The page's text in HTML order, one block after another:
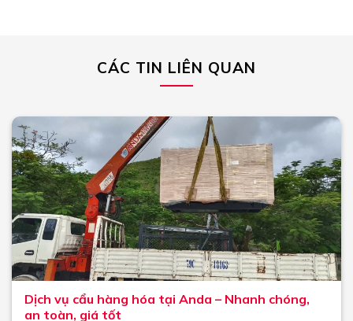
CÁC TIN LIÊN QUAN
Dịch vụ cẩu hàng hóa tại Anda – Nhanh chóng,
an toàn, giá tốt